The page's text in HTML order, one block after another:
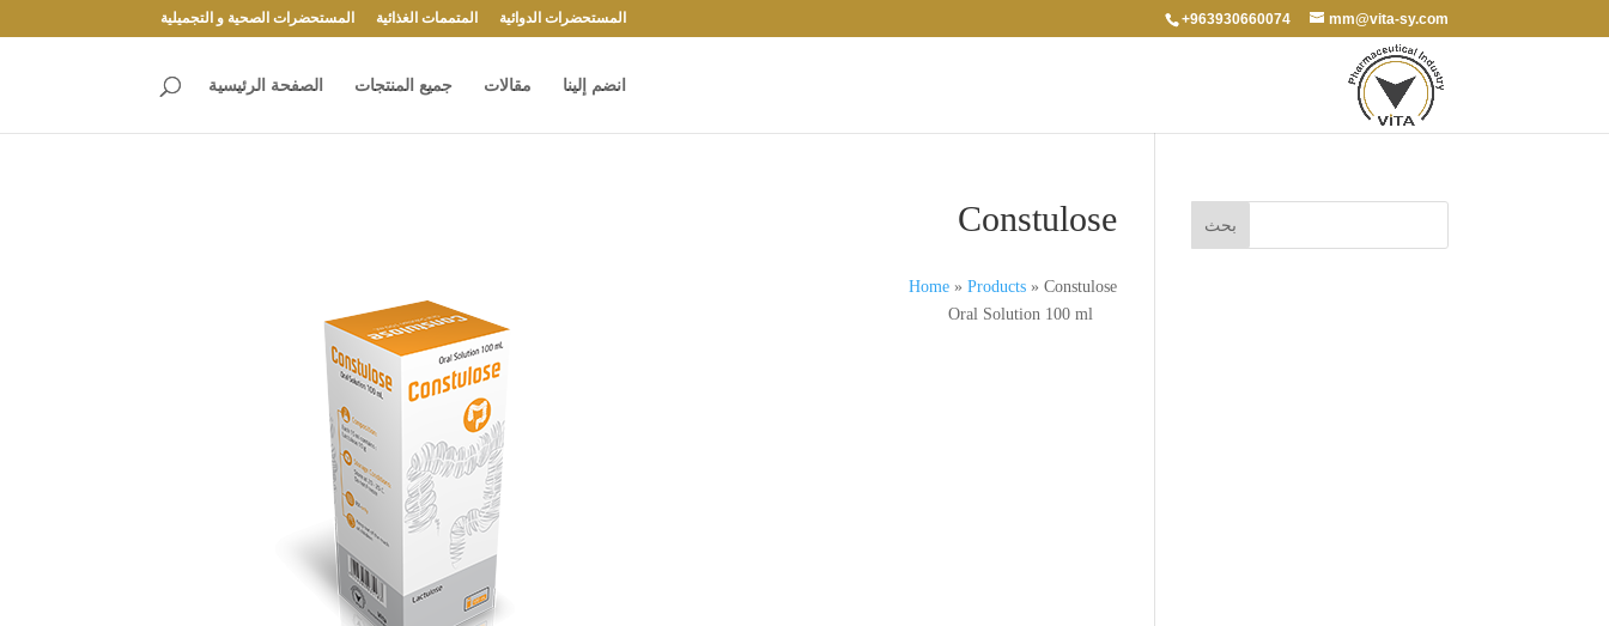
+963930660074 mm@vita-sy.com المستحضرات الدوائية المتممات الغذائية المستحضرات الصحية و التجميلية
انضم إلينا مقالات جميع المنتجات الصفحة الرئيسية
Constulose
Home» Products» Constulose
Oral Solution 100 ml